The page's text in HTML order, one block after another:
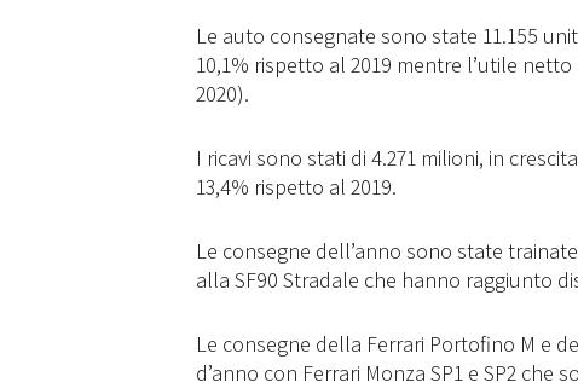
Le auto consegnate sono state 11.155
10,1% rispetto al 2019 mentre l’utile
2020).
I ricavi sono stati di 4.271 milioni, in
13,4% rispetto al 2019.
Le consegne dell’anno sono state
alla SF90 Stradale che hanno raggiunto
Le consegne della Ferrari Portofino M e
d’anno con Ferrari Monza SP1 e SP2